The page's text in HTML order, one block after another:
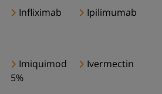
Infliximab Ipilimumab
Imiquimod
5%
Ivermectin